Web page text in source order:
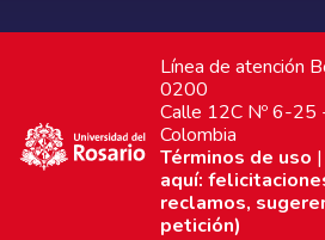
Línea de atención
0200
Calle 12C Nº 6-25
Colombia
Términos de uso |
aquí:
reclamos,
petición)